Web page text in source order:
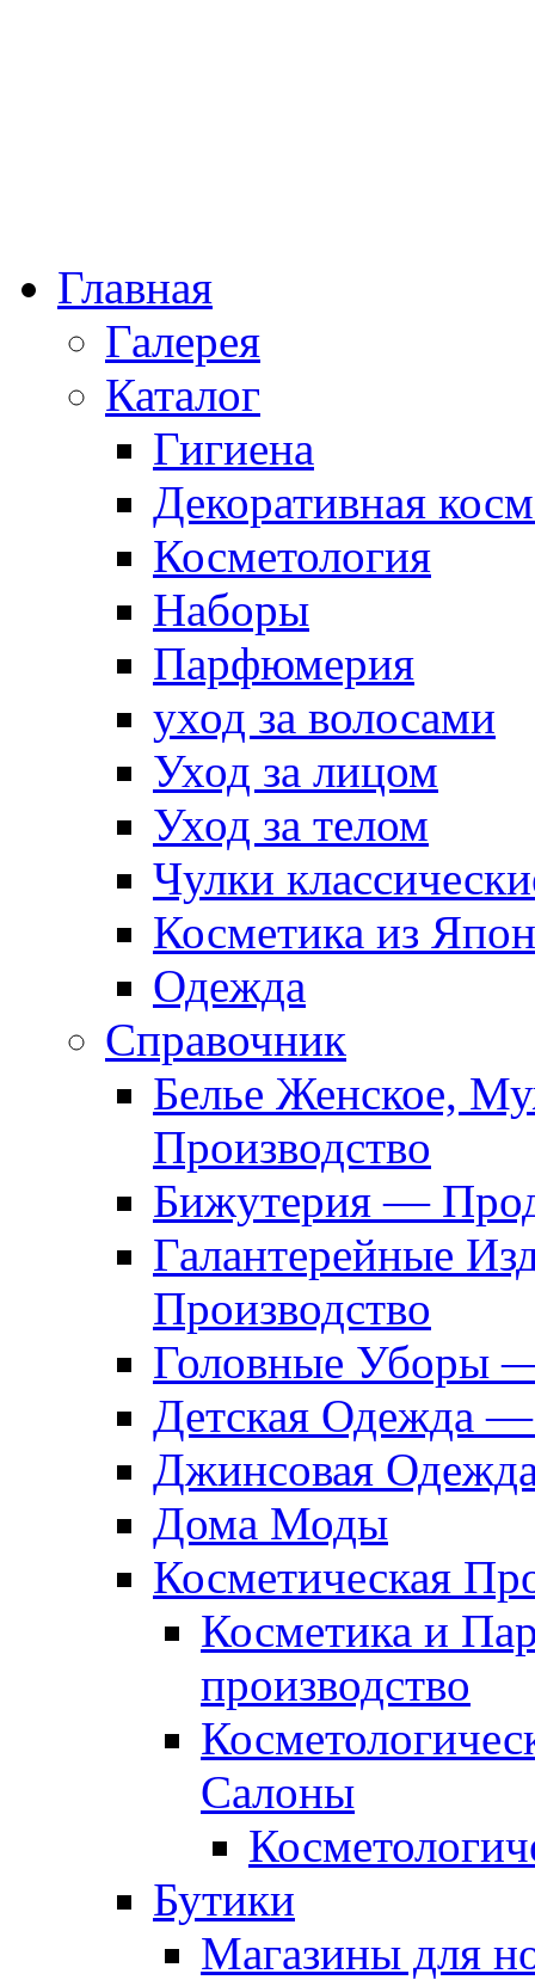
Главная
Галерея
Каталог
Гигиена
Декоративная
Косметология
Наборы
Парфюмерия
уход за волосами
Уход за лицом
Уход за телом
Чулки
Косметика из
Одежда
Справочник
Белье Женское,
Производство
Бижутерия —
Галантерейные
Производство
Головные Уборы
Детская Одежда
Джинсовая
Дома Моды
Косметическая
Косметика и
производство
Салоны
Бутики
Магазины для